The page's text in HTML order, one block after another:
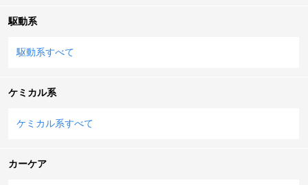
駆動系
駆動系すべて
ケミカル系
ケミカル系すべて
カーケア